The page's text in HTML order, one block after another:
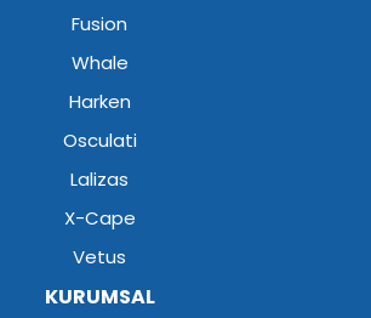
Fusion
Whale
Harken
Osculati
Lalizas
X-Cape
Vetus
KURUMSAL